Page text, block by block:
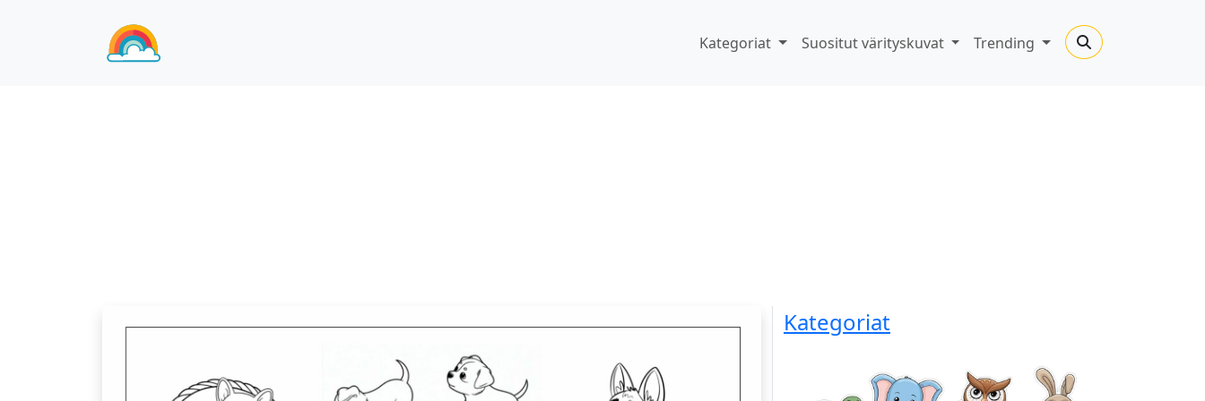
Kategoriat Suositut värityskuvat Trending
Kategoriat